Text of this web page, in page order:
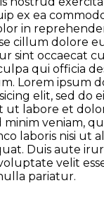
ex ea
in
cillum dolore
sint occaecat
qui officia
Lorem ipsum
elit, sed do
ut labore et
minim veniam,
laboris nisi ut
Duis aute
velit
pariatur.